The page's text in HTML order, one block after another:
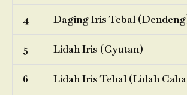
4 Daging Iris Tebal
5 Lidah Iris (Gyutan)
6 Lidah Iris Tebal (Lidah